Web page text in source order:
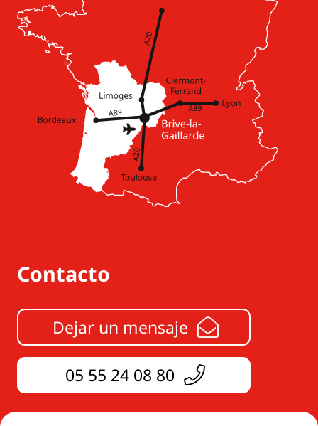
Contacto
Dejar un mensaje
05 55 24 08 80